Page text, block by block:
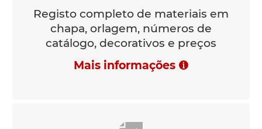
Registo completo de materiais em
chapa, orlagem, números de
catálogo, decorativos e preços
Mais informações